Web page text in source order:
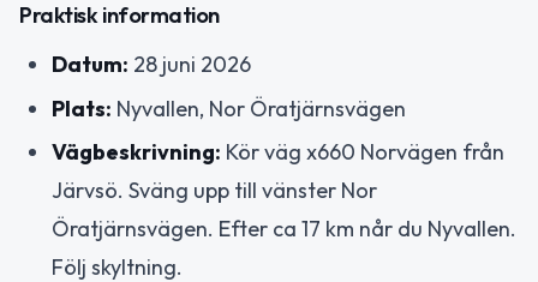
Praktisk information
Datum: 28 juni 2026
Plats: Nyvallen, Nor Öratjärnsvägen
Vägbeskrivning: Kör väg x660 Norvägen från
Järvsö. Sväng upp till vänster Nor
Öratjärnsvägen. Efter ca 17 km når du Nyvallen.
Följ skyltning.